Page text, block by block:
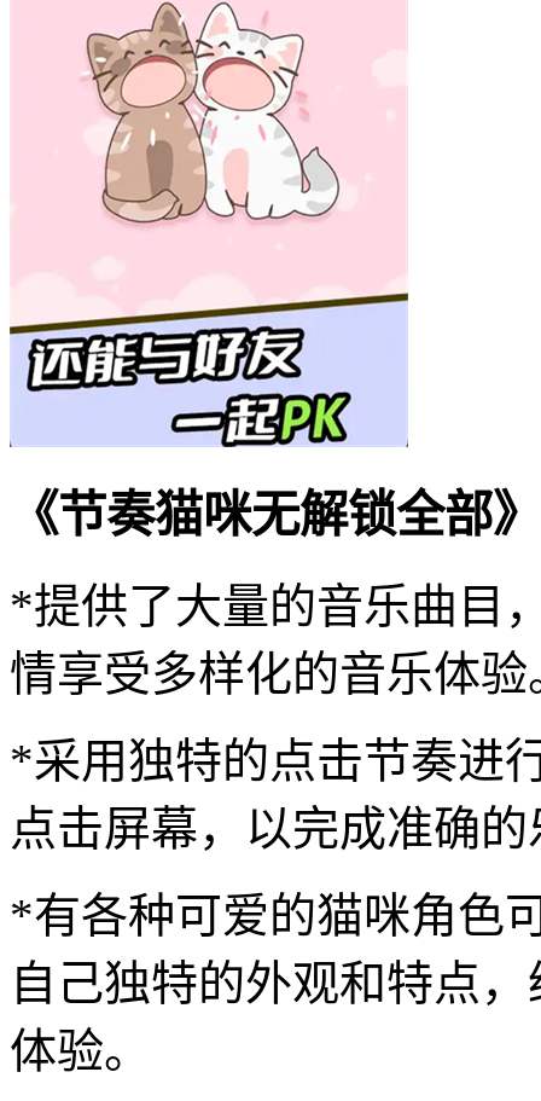
《节奏猫咪无解锁全部
*提供了大量的音乐曲目
情享受多样化的音乐体验
*采用独特的点击节奏进
点击屏幕，以完成准确
*有各种可爱的猫咪角色
自己独特的外观和特点
体验。